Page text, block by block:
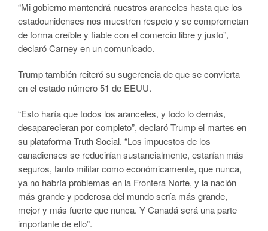
“Mi gobierno mantendrá nuestros aranceles hasta que los
estadounidenses nos muestren respeto y se comprometan
de forma creíble y fiable con el comercio libre y justo”,
declaró Carney en un comunicado.
Trump también reiteró su sugerencia de que se convierta
en el estado número 51 de EEUU.
“Esto haría que todos los aranceles, y todo lo demás,
desaparecieran por completo”, declaró Trump el martes en
su plataforma Truth Social. “Los impuestos de los
canadienses se reducirían sustancialmente, estarían más
seguros, tanto militar como económicamente, que nunca,
ya no habría problemas en la Frontera Norte, y la nación
más grande y poderosa del mundo sería más grande,
mejor y más fuerte que nunca. Y Canadá será una parte
importante de ello”.